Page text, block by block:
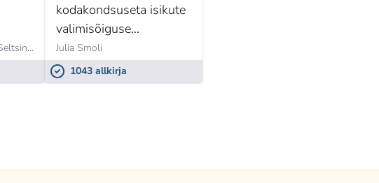
Saaremaa Põlisrahvas Seltsing,
Kristjan Moora
kodakondsuseta isikute
valimisõiguse
äravõtmise vastu.
Julia Smoli
1043 allkirja